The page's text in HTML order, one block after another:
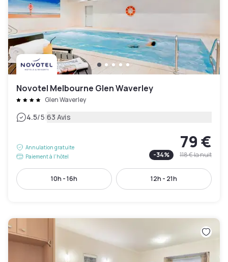
Novotel Melbourne Glen Waverley
Glen Waverley
4.5/5|63 Avis
Annulation gratuite
Paiement à l'hôtel
79 €
-34% 118 €la nuit
10h - 16h 12h - 21h